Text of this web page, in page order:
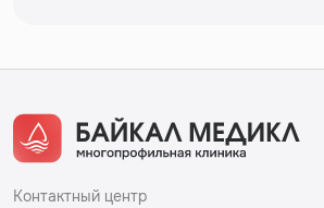
Контактный центр